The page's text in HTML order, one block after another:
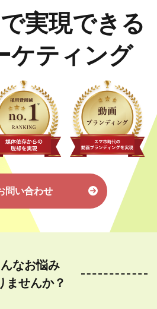
実現できる
ケティング
問い合わせ
なお悩み
ませんか？